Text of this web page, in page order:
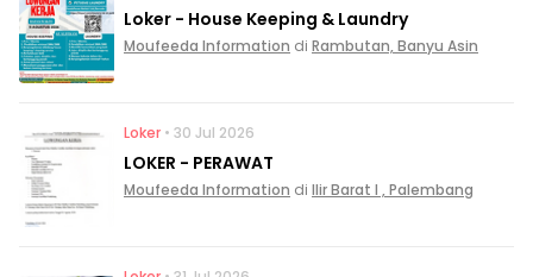
Loker - House Keeping & Laundry
Moufeeda Information di Rambutan, Banyu Asin
Loker • 30 Jul 2026
LOKER - PERAWAT
Moufeeda Information di Ilir Barat I , Palembang